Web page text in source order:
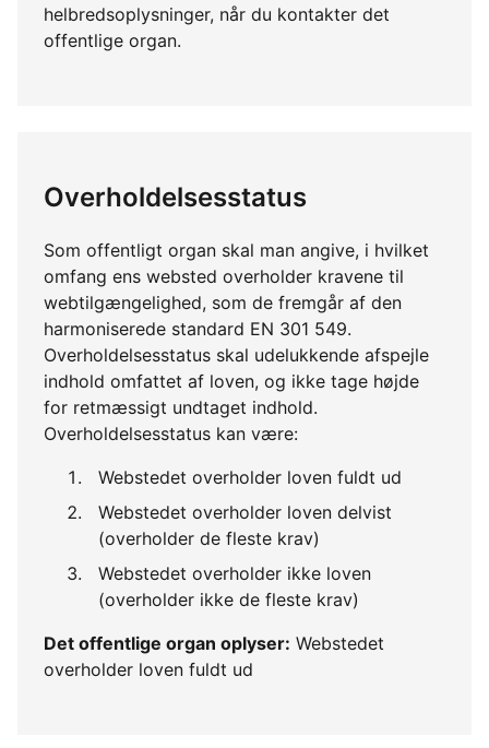
helbredsoplysninger, når du kontakter det
offentlige organ.
Overholdelsesstatus
Som offentligt organ skal man angive, i hvilket
omfang ens websted overholder kravene til
webtilgængelighed, som de fremgår af den
harmoniserede standard EN 301 549.
Overholdelsesstatus skal udelukkende afspejle
indhold omfattet af loven, og ikke tage højde
for retmæssigt undtaget indhold.
Overholdelsesstatus kan være:
Webstedet overholder loven fuldt ud
Webstedet overholder loven delvist
(overholder de fleste krav)
Webstedet overholder ikke loven
(overholder ikke de fleste krav)
Det offentlige organ oplyser: Webstedet
overholder loven fuldt ud